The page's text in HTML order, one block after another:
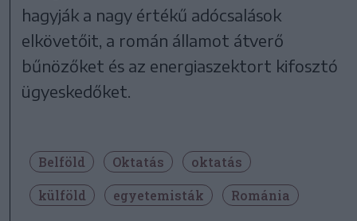
hagyják a nagy értékű adócsalások
elkövetőit, a román államot átverő
bűnözőket és az energiaszektort kifosztó
ügyeskedőket.
Belföld Oktatás
oktatás
külföld
egyetemisták Románia